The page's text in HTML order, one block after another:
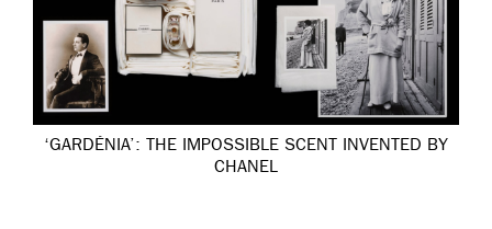
‘GARDÉNIA’: THE IMPOSSIBLE SCENT INVENTED BY
CHANEL